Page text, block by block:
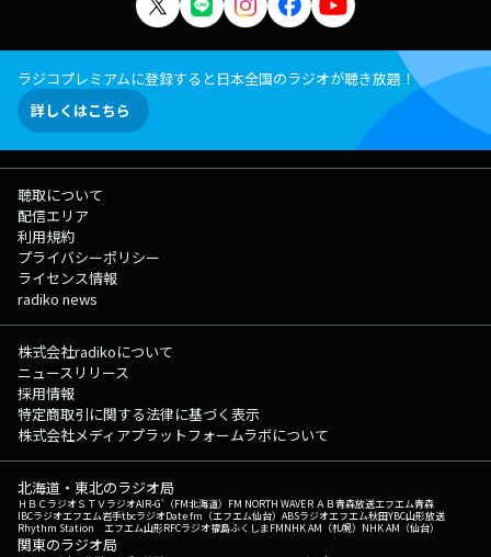
ラジコプレミアムに登録すると日本全国のラジオが聴き放題！
詳しくはこちら
聴取について
配信エリア
利用規約
プライバシーポリシー
ライセンス情報
radiko news
株式会社radikoについて
ニュースリリース
採用情報
特定商取引に関する法律に基づく表示
株式会社メディアプラットフォームラボについて
北海道・東北のラジオ局
ＨＢＣラジオＳＴＶラジオAIR-G'（FM北海道） FM NORTH WAVEＲＡＢ青森放送エフエム青森
IBCラジオエフエム岩手tbcラジオDate fm（エフエム仙台） ABSラジオエフエム秋田YBC山形放送
Rhythm Station エフエム山形RFCラジオ福島ふくしまFMNHK AM（札幌） NHK AM（仙台）
関東のラジオ局